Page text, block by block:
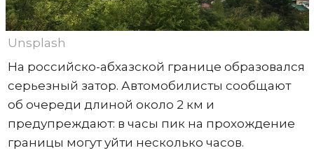
Unsplash
На российско-абхазской границе образовался
серьезный затор. Автомобилисты сообщают
об очереди длиной около 2 км и
предупреждают: в часы пик на прохождение
границы могут уйти несколько часов.